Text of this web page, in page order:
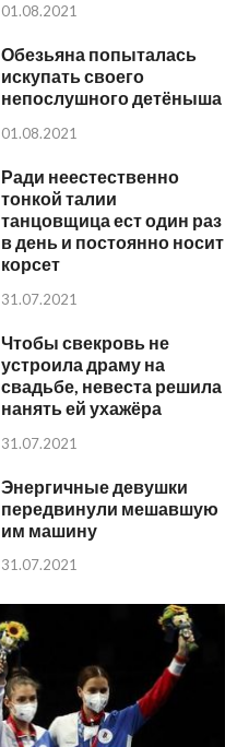
01.08.2021
Обезьяна попыталась
искупать своего
непослушного детёныша
01.08.2021
Ради неестественно
тонкой талии
танцовщица ест один раз
в день и постоянно носит
корсет
31.07.2021
Чтобы свекровь не
устроила драму на
свадьбе, невеста решила
нанять ей ухажёра
31.07.2021
Энергичные девушки
передвинули мешавшую
им машину
31.07.2021